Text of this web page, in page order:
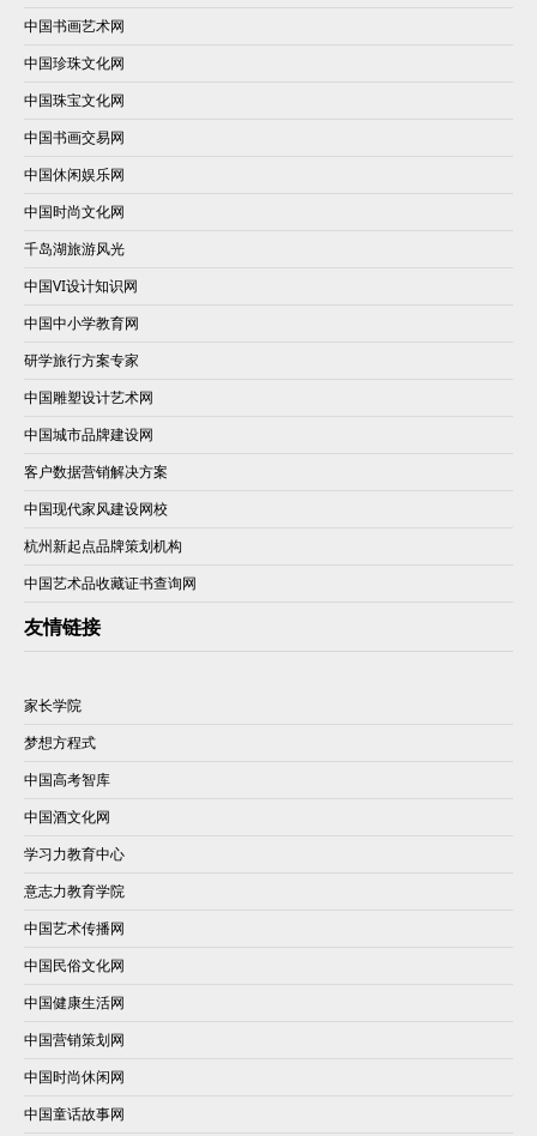
中国书画艺术网
中国珍珠文化网
中国珠宝文化网
中国书画交易网
中国休闲娱乐网
中国时尚文化网
千岛湖旅游风光
中国VI设计知识网
中国中小学教育网
研学旅行方案专家
中国雕塑设计艺术网
中国城市品牌建设网
客户数据营销解决方案
中国现代家风建设网校
杭州新起点品牌策划机构
中国艺术品收藏证书查询网
友情链接
家长学院
梦想方程式
中国高考智库
中国酒文化网
学习力教育中心
意志力教育学院
中国艺术传播网
中国民俗文化网
中国健康生活网
中国营销策划网
中国时尚休闲网
中国童话故事网